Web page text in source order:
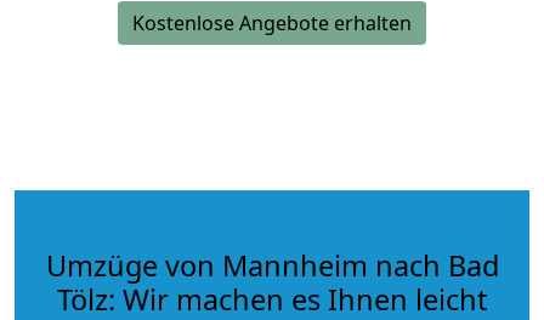
Kostenlose Angebote erhalten
Umzüge von Mannheim nach Bad
Tölz: Wir machen es Ihnen leicht